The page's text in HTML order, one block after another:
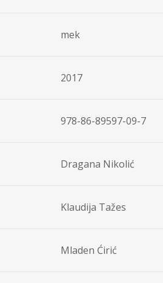
mek
2017
978-86-89597-09-7
Dragana Nikolić
Klaudija Tažes
Mladen Ćirić